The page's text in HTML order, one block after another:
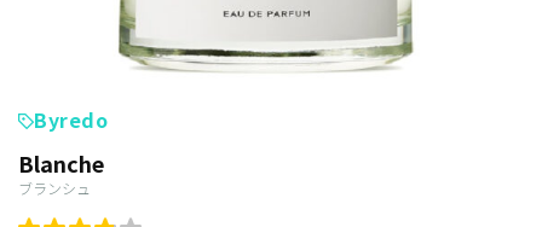
Byredo
Blanche
ブランシュ